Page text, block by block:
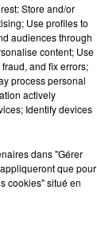
Store and/or
Use profiles to
audiences through
content; Use
and fix errors;
process personal
actively
Identify devices
dans "Gérer
que pour
cookies" situé en